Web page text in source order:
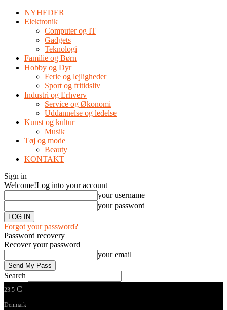
NYHEDER
Elektronik
Computer og IT
Gadgets
Teknologi
Familie og Børn
Hobby og Dyr
Ferie og lejligheder
Sport og fritidsliv
Industri og Erhverv
Service og Økonomi
Uddannelse og ledelse
Kunst og kultur
Musik
Tøj og mode
Beauty
KONTAKT
Sign in
Welcome!Log into your account
your username
your password
Forgot your password?
Password recovery
Recover your password
your email
Search
23.5 C
Denmark